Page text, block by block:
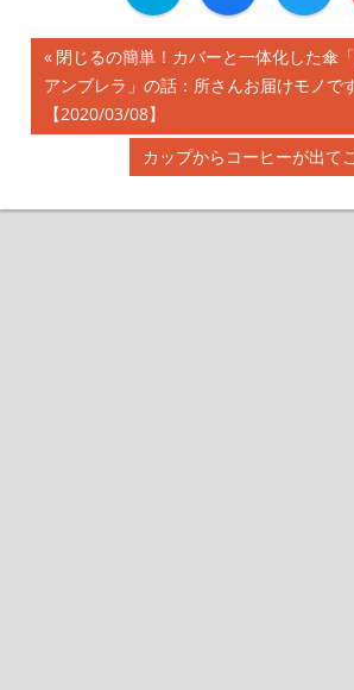
投
稿
ビ
前
の
記
閉じるの簡単！カバーと一体化した傘
アンブレラ」の話：所さんお届けモノで
【2020/03/08】
次
記
カップからコーヒーが出て